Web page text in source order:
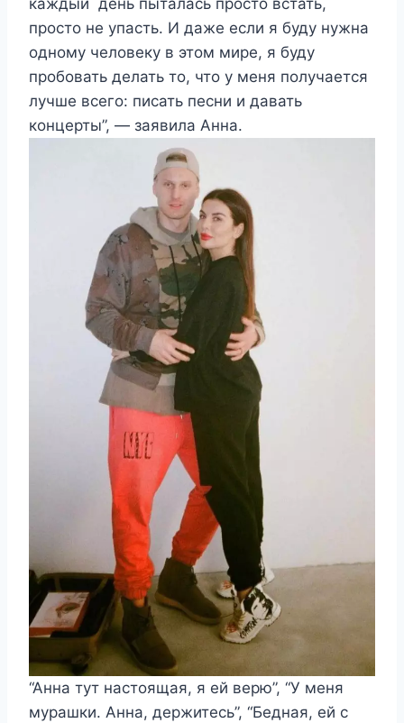
просто не упасть. И даже если я буду нужна
одному человеку в этом мире, я буду
пробовать делать то, что у меня получается
лучше всего: писать песни и давать
концерты”, — заявила Анна.
“Анна тут настоящая, я ей верю”, “У меня
мурашки. Анна, держитесь”, “Бедная, ей с